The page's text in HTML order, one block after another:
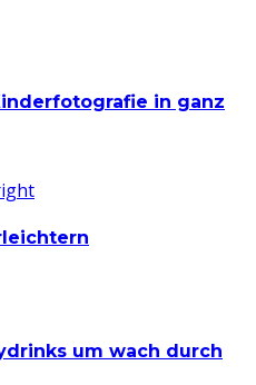
in ganz
um wach durch